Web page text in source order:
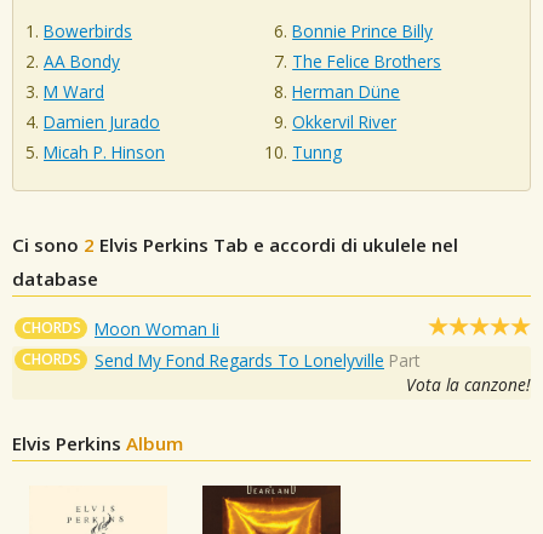
Bowerbirds
AA Bondy
M Ward
Damien Jurado
Micah P. Hinson
Bonnie Prince Billy
The Felice Brothers
Herman Düne
Okkervil River
Tunng
Ci sono 2 Elvis Perkins Tab e accordi di ukulele nel
database
CHORDS Moon Woman Ii
CHORDS Send My Fond Regards To Lonelyville Part
Vota la canzone!
Elvis Perkins Album